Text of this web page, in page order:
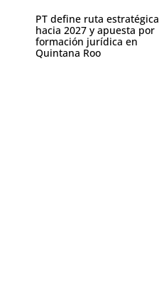
PT define ruta estratégica
hacia 2027 y apuesta por
formación jurídica en
Quintana Roo